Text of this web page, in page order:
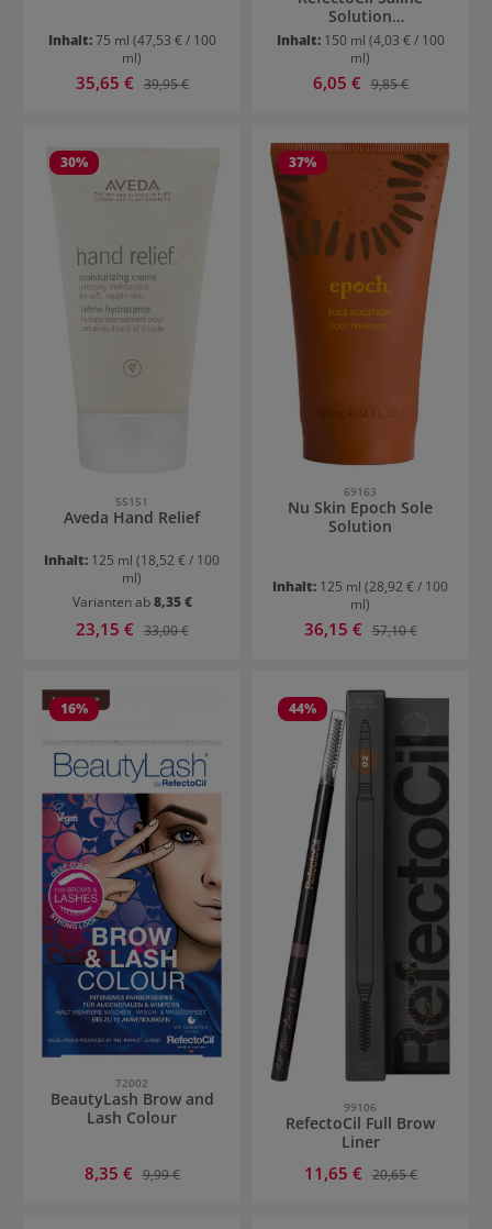
Inhalt:75 ml (47,53 € / 100
ml)
Verkaufspreis:
35,65 € Regulärer Preis:
39,95 €
Solution
Kochsalzlösung
Inhalt: 150 ml (4,03 € / 100
ml)
Verkaufspreis:
6,05 € Regulärer Preis:
9,85 €
30%
55151
Aveda Hand Relief
Inhalt: 125 ml (18,52 € / 100
ml)
Varianten ab8,35 €
Verkaufspreis:
23,15 € Regulärer Preis:
33,00 €
37%
69163
Nu Skin Epoch Sole
Solution
Inhalt: 125 ml (28,92 € / 100
ml)
Verkaufspreis:
36,15 € Regulärer Preis:
57,10 €
16%
72002
BeautyLash Brow and
Lash Colour
Verkaufspreis:
8,35 € Regulärer Preis:
9,99 €
44%
99106
RefectoCil Full Brow
Liner
Verkaufspreis:
11,65 € Regulärer Preis:
20,65 €